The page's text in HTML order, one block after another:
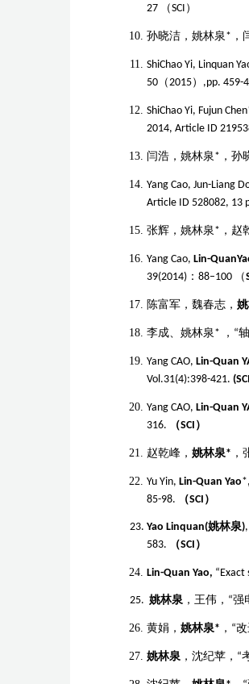
27
（SCI ）
孙晓洁，姚林泉* ，
ShiChao Yi, Linquan
50 （2015） ,pp. 459-
ShiChao Yi, Fujun
2014, Article ID
闫浩，姚林泉* ，孙
Yang Cao, Jun-Liang
Article ID 528082, 13
张辉，姚林泉* ，赵
Yang Cao, Lin-
39(2014) ： 88–100 （
陈富军，魏春志，
李成、姚林泉* ， “
Yang CAO, Lin-Quan
Vol.31(4):398-421.
Yang CAO, Lin-Quan
316.
（SCI ）
赵乾峰， 姚林泉* ，
Yu Yin, Lin-Quan Yao
85-98.
（SCI ）
Yao Linquan(姚林泉)
583.
（SCI ）
Lin-Quan Yao,
姚林泉 ，王伟， “强
黄娟， 姚林泉* ， “
姚林泉 ， 沈纪苹 ， “